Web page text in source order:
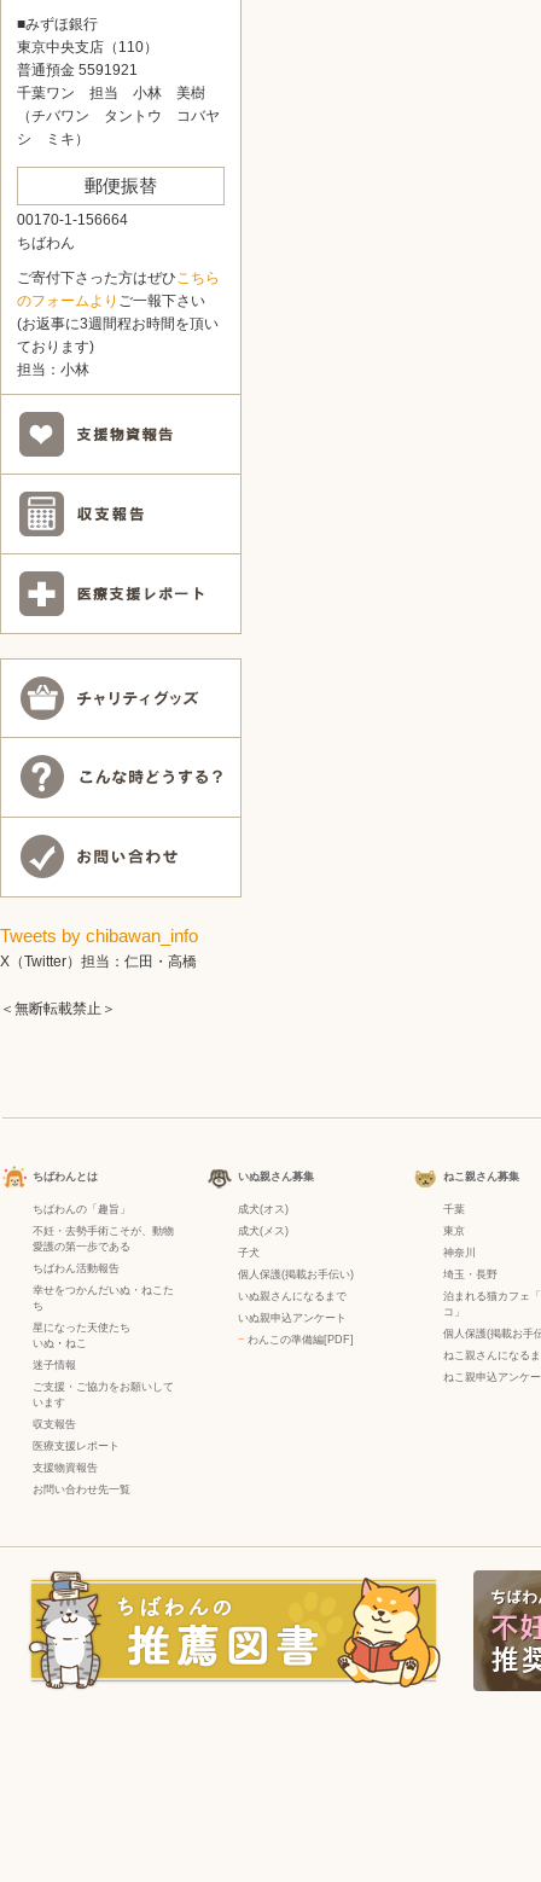
■みずほ銀行
東京中央支店（110）
普通預金 5591921
千葉ワン 担当 小林 美樹
（チバワン タントウ コバヤ
シ ミキ）
郵便振替
00170-1-156664
ちばわん
ご寄付下さった方はぜひこちら
のフォームより ご一報下さい
(お返事に3週間程お時間を頂い
ております)
担当：小林
Tweets by chibawan_info
X（Twitter）担当：仁田・高橋
＜無断転載禁止＞
ちばわんとは
ちばわんの「趣旨」
不妊・去勢手術こそが、動物
愛護の第一歩である
ちばわん活動報告
幸せをつかんだいぬ・ねこた
ち
星になった天使たち
いぬ ・ ねこ
迷子情報
ご支援・ご協力をお願いして
います
収支報告
医療支援レポート
支援物資報告
お問い合わせ先一覧
いぬ親さん募集
成犬(オス)
成犬(メス)
子犬
個人保護(掲載お手伝い)
いぬ親さんになるまで
いぬ親申込アンケート
− わんこの準備編[PDF]
ねこ親さん募集
千葉
東京
神奈川
埼玉・長野
泊まれる猫カフェ
コ」
個人保護(掲載お手
ねこ親さんになる
ねこ親申込アンケ